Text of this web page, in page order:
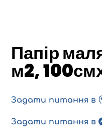
Папір
м2,
Задати питання в
Задати питання в